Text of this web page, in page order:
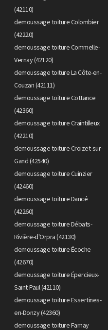
(42110)
demoussage toiture Colombier
(42220)
demoussage toiture Commelle-
Vernay (42120)
demoussage toiture La Côte-en-
Couzan (42111)
demoussage toiture Cottance
(42360)
demoussage toiture Craintilleux
(42210)
demoussage toiture Croizet-sur-
Gand (42540)
demoussage toiture Cuinzier
(42460)
demoussage toiture Dancé
(42260)
demoussage toiture Débats-
Rivière-d'Orpra (42130)
demoussage toiture Écoche
(42670)
demoussage toiture Épercieux-
Saint-Paul (42110)
demoussage toiture Essertines-
en-Donzy (42360)
demoussage toiture Farnay